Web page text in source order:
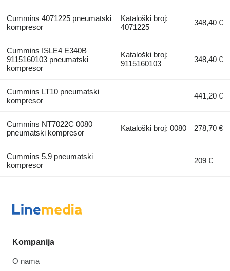
Cummins 4071225 pneumatski
kompresor
Kataloški broj:
4071225
348,40 €
Cummins ISLE4 E340B
9115160103 pneumatski
kompresor
Kataloški broj:
9115160103
348,40 €
Cummins LT10 pneumatski
kompresor
441,20 €
Cummins NT7022C 0080
pneumatski kompresor
Kataloški broj: 0080 278,70 €
Cummins 5.9 pneumatski
kompresor
209 €
Kompanija
O nama